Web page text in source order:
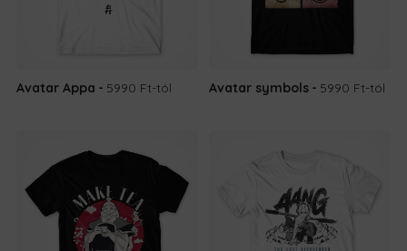
Avatar Appa 5990 Ft-tól Avatar symbols 5990 Ft-tól